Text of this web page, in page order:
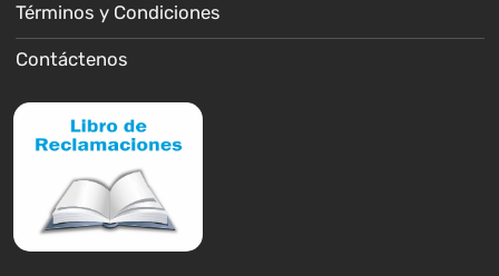
Términos y Condiciones
Contáctenos